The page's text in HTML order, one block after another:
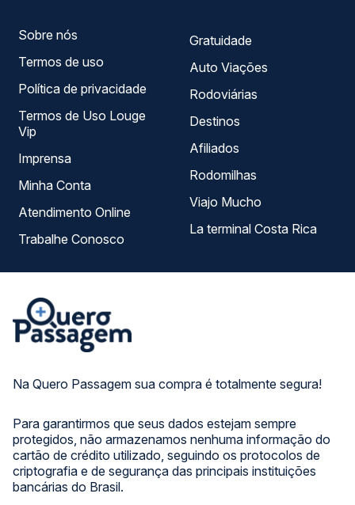
Na Quero Passagem sua compra é totalmente segura!
Para garantirmos que seus dados estejam sempre
protegidos, não armazenamos nenhuma informação do
cartão de crédito utilizado, seguindo os protocolos de
criptografia e de segurança das principais instituições
bancárias do Brasil.
Sobre nós
Termos de uso
Política de privacidade
Termos de Uso Louge
Vip
Imprensa
Minha Conta
Atendimento Online
Trabalhe Conosco
Gratuidade
Auto Viações
Rodoviárias
Destinos
Afiliados
Rodomilhas
Viajo Mucho
La terminal Costa Rica